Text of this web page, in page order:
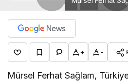
+ -
Mürsel Ferhat Sağlam,